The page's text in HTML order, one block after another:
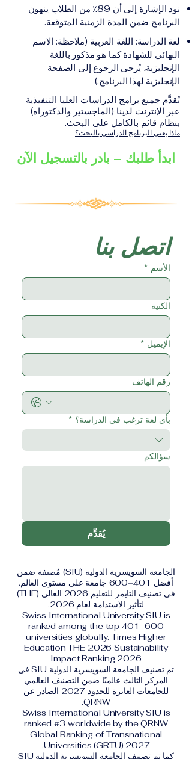
الإلكترونيقد يُطلب تقديم
مستندات إضافية حسب
البرنامج والمؤسسة التعليمية
الأكاديمية المناسبة للبرنامج،
والتي تصدر عن المؤسسة
التعليمية المسؤولة عن تقديم
البرنامج ضمن شبكة VBNN
Smart Education Group.
نود الإشارة إلى أن 89٪ من الطلاب ينهون
البرنامج ضمن المدة الزمنية المتوقعة.
لغة الدراسة: اللغة العربية (ملاحظة: الاسم
النهائي للشهادة كما هو مذكور باللغة
الإنجليزية، يُرجى الرجوع إلى الصفحة
الإنجليزية لهذا البرنامج.)
تُقدَّم جميع برامج الدراسات العليا التنفيذية
عبر الإنترنت لدينا (الماجستير والدكتوراه)
بنظام قائم بالكامل على البحث.
ماذا يعني البرنامج الدراسي بالبحث؟
ابدأ طلبك – بادر بالتسجيل الآن
اتصل بنا
الأسم *
الكنية
الإيميل *
رقم الهاتف
بأي لغة ترغب في الدراسة؟ *
سؤالكم
يُقدِّم
الجامعة السويسرية الدولية (SIU) مُصنفة ضمن
أفضل 401–600 جامعة على مستوى العالم.
في تصنيف التايمز للتعليم 2026 العالي (THE)
لتأثير الاستدامة لعام 2026.
Swiss International University SIU is
ranked among the top 401–600
universities globally. Times Higher
Education THE 2026 Sustainability
Impact Ranking 2026
تم تصنيف الجامعة السويسرية الدولية SIU في
المركز الثالث عالميًا ضمن التصنيف العالمي
للجامعات العابرة للحدود 2027 الصادر عن
QRNW.
Swiss International University SIU is
ranked #3 worldwide by the QRNW
Global Ranking of Transnational
Universities (GRTU) 2027.
كما تم تصنيف الجامعة السويسرية الدولية SIU